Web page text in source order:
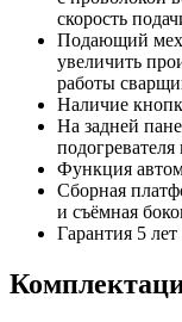
скорость
Подающий
увеличить
работы
Наличие
На задней
подогревателя
Функция
Сборная
и съёмная
Гарантия 5